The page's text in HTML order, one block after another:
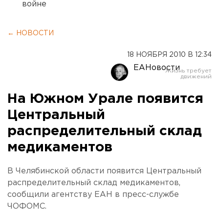
войне
← НОВОСТИ
18 НОЯБРЯ 2010 В 12:34
ЕАНовости
На Южном Урале появится
Центральный
распределительный склад
медикаментов
В Челябинской области появится Центральный
распределительный склад медикаментов,
сообщили агентству ЕАН в пресс-службе
ЧОФОМС.